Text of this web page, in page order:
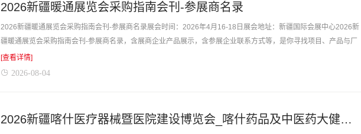
2026新疆暖通展览会采购指南会刊-参展商名录
2026新疆暖通展览会采购指南会刊-参展商名录展会时间：2026年4月16-18日展会地址：新疆国际会展中心2026新
疆暖通展览会采购指南会刊-参展商名录，含展商企业产品展示，含参展企业联系方式等，是你寻找项目、产品与厂
商货源的最佳帮手。不用再东奔西跑，你坐在...
[查看详情]
2026-08-04
2026新疆喀什医疗器械暨医院建设博览会_喀什药品及中医药大健康博览会采购指南会刊-参展商名录